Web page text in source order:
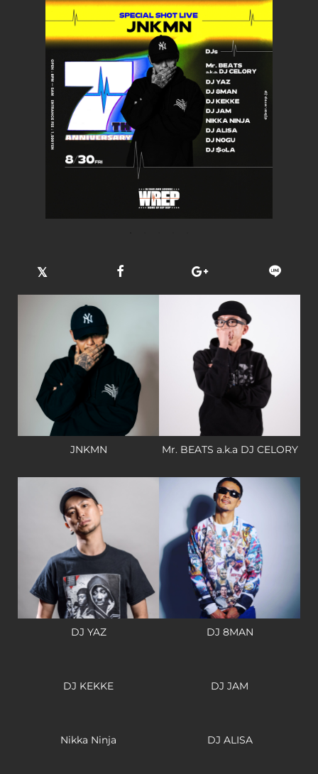
JNKMN Mr. BEATS a.k.a DJ CELORY
DJ YAZ DJ 8MAN
DJ KEKKE DJ JAM
Nikka Ninja DJ ALISA